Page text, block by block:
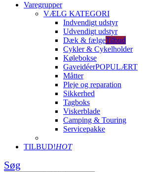
Varegrupper
VÆLG KATEGORI
Indvendigt udstyr
Udvendigt udstyr
Dæk & fælgeTilbud
Cykler & Cykelholder
Kølebokse
GaveidéerPOPULÆRT
Måtter
Pleje og reparation
Sikkerhed
Tagboks
Viskerblade
Camping & Touring
Servicepakke
TILBUD!HOT
Søg